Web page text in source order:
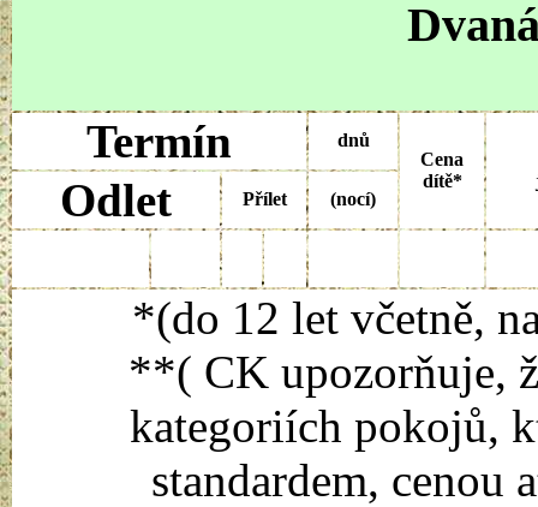
Termín
dnů
Cena
dítě*
Odlet Přílet (nocí)
*(do 12 let včetně,
**( CK upozorňuje,
kategoriích pokojů,
standardem,